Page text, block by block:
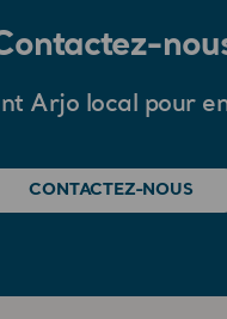
Arjo local pour
CONTACTEZ-NOUS